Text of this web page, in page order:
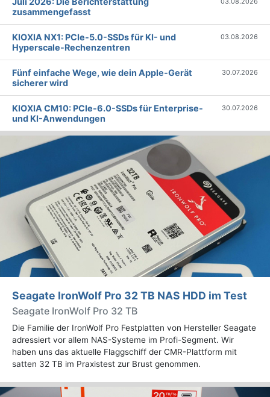
zusammengefasst
KIOXIA NX1: PCIe-5.0-SSDs für KI- und
Hyperscale-Rechenzentren
03.08.2026
Fünf einfache Wege, wie dein Apple-Gerät
sicherer wird
30.07.2026
KIOXIA CM10: PCIe-6.0-SSDs für Enterprise-
und KI-Anwendungen
30.07.2026
Seagate IronWolf Pro 32 TB NAS HDD im Test
Seagate IronWolf Pro 32 TB
Die Familie der IronWolf Pro Festplatten von Hersteller Seagate
adressiert vor allem NAS-Systeme im Profi-Segment. Wir
haben uns das aktuelle Flaggschiff der CMR-Plattform mit
satten 32 TB im Praxistest zur Brust genommen.